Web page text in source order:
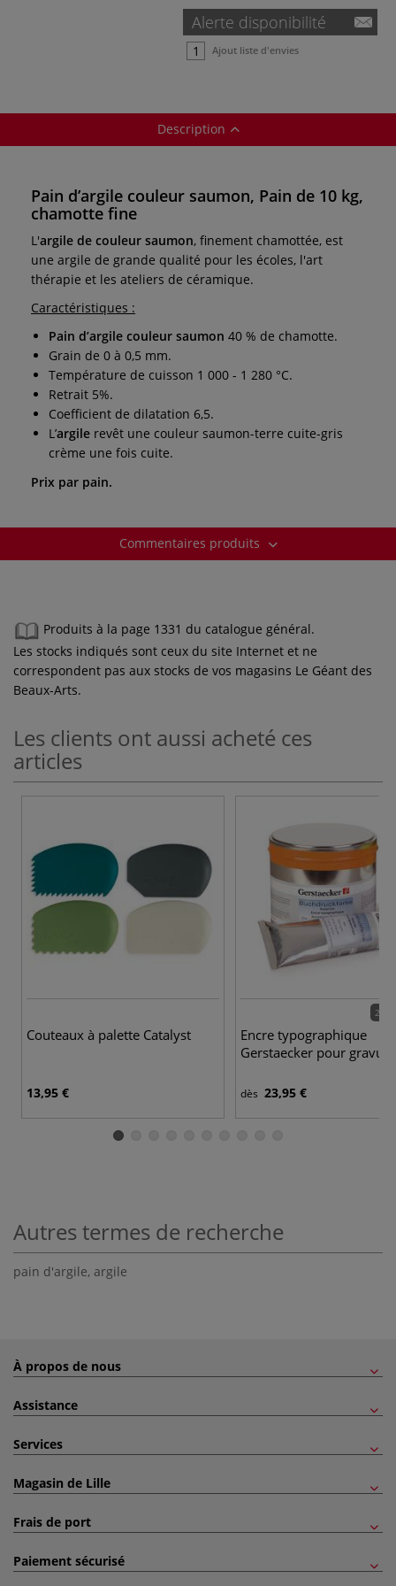
Alerte disponibilité
Ajout liste d'envies
Description
Pain d’argile couleur saumon, Pain de 10 kg,
chamotte fine
L'argile de couleur saumon, finement chamottée, est
une argile de grande qualité pour les écoles, l'art
thérapie et les ateliers de céramique.
Caractéristiques :
Pain d’argile couleur saumon 40 % de chamotte.
Grain de 0 à 0,5 mm.
Température de cuisson 1 000 - 1 280 °C.
Retrait 5%.
Coefficient de dilatation 6,5.
L’argile revêt une couleur saumon-terre cuite-gris
crème une fois cuite.
Prix par pain.
Commentaires produits
Produits à la page 1331 du catalogue général.
Les stocks indiqués sont ceux du site Internet et ne
correspondent pas aux stocks de vos magasins Le Géant des
Beaux-Arts.
Les clients ont aussi acheté ces
articles
Couteaux à palette Catalyst
13,95 €
28
Encre typographique
Gerstaecker pour
dès 23,95 €
Autres termes de recherche
pain d'argile, argile
À propos de nous
Assistance
Services
Magasin de Lille
Frais de port
Paiement sécurisé